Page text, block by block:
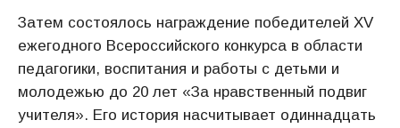
Затем состоялось награждение победителей XV
ежегодного Всероссийского конкурса в области
педагогики, воспитания и работы с детьми и
молодежью до 20 лет «За нравственный подвиг
учителя». Его история насчитывает одиннадцать